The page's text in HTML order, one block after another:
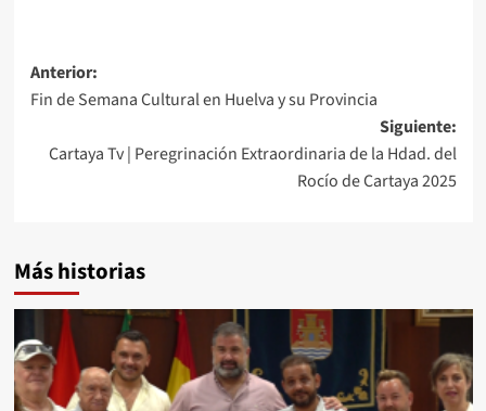
Anterior:
Fin de Semana Cultural en Huelva y su Provincia
Siguiente:
Cartaya Tv | Peregrinación Extraordinaria de la Hdad. del
Rocío de Cartaya 2025
Más historias